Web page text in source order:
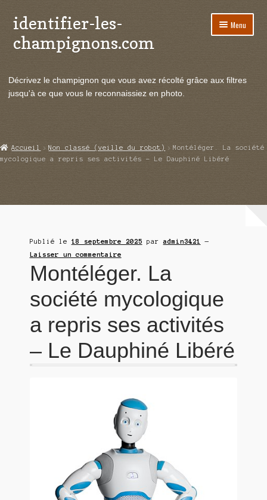
Aller
à
la
Aller
au
contenu
identifier-les-
champignons.com
Menu
le
Actualités
menu
Echanges et contacts
Ouvrir
Décrivez le champignon que vous avez récolté grâce aux filtres
jusqu'à ce que vous le reconnaissiez en photo.
Accueil Non classé (veille du robot)
Montéléger. La société
mycologique a repris ses activités – Le Dauphiné Libéré
Publié le 18 septembre 2025 paradmin3421
—
Laisser un commentaire
Montéléger. La
société mycologique
a repris ses activités
– Le Dauphiné Libéré